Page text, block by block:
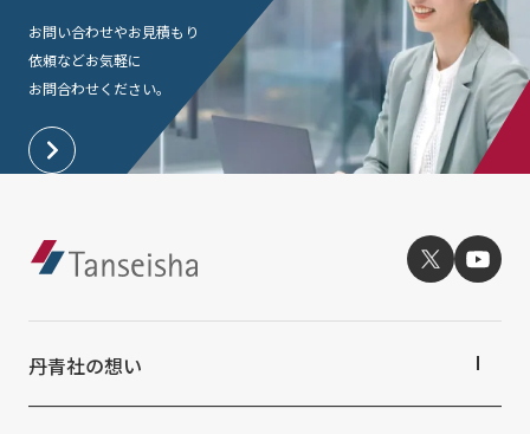
© TANSEISHA Co., Ltd.
简体中文
お問い合わせやお見積もり
依頼などお気軽に
お問合わせください。
丹青社の想い